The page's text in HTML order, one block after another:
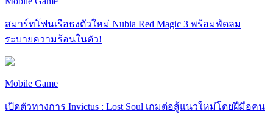
สมาร์ทโฟนเรือธงตัวใหม่ Nubia Red Magic 3 พร้อมพัดลม
ระบายความร้อนในตัว!
Mobile Game
เปิดตัวทางการ Invictus : Lost Soul เกมต่อสู้แนวใหม่โดยฝีมือคน